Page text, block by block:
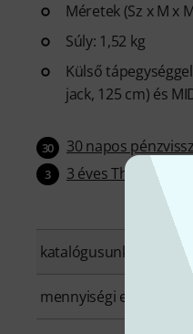
Méretek (Sz x M x
Súly: 1,52 kg
Külső
jack, 125 cm) és
30 30 napos
3 3 éves Thomann-
katalógusunkba
mennyiségi egység